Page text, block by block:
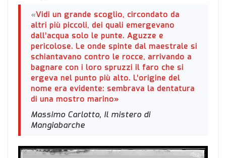
«Vidi un grande scoglio, circondato da
altri più piccoli, dei quali emergevano
dall’acqua solo le punte. Aguzze e
pericolose. Le onde spinte dal maestrale si
schiantavano contro le rocce, arrivando a
bagnare con i loro spruzzi il faro che si
ergeva nel punto più alto. L’origine del
nome era evidente: sembrava la dentatura
di una mostro marino»
Massimo Carlotto, Il mistero di
Mangiabarche